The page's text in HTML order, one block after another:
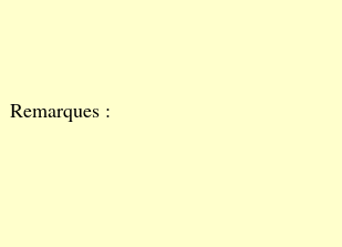
Remarques :